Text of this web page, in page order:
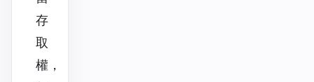
存
取
權，